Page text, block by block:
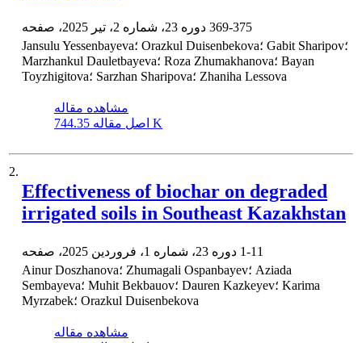
369-375
Jansulu Yessenbayeva؛ Orazkul Duisenbekova؛ Gabit Sharipov؛
Marzhankul Dauletbayeva؛ Roza Zhumakhanova؛ Bayan
Toуzhigitova؛ Sarzhan Sharipova؛ Zhaniha Lessova
مشاهده مقاله
اصل مقاله 744.35 K
2.
Effectiveness of biochar on degraded
irrigated soils in Southeast Kazakhstan
1-11
Ainur Doszhanova؛ Zhumagali Ospanbayev؛ Аziada
Sembayeva؛ Мuhit Bekbauov؛ Dauren Kazkeyev؛ Karima
Myrzabek؛ Orazkul Duisenbekova
مشاهده مقاله